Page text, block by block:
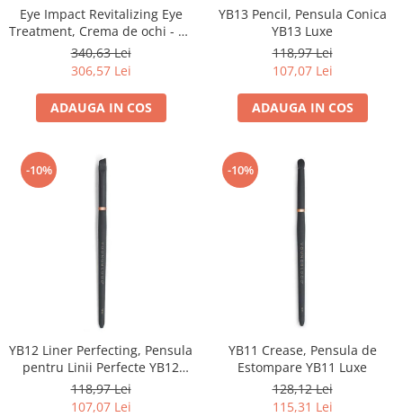
Eye Impact Revitalizing Eye
Treatment, Crema de ochi - 13
ml
340,63 Lei
306,57 Lei
ADAUGA IN COS
YB13 Pencil, Pensula Conica
YB13 Luxe
118,97 Lei
107,07 Lei
ADAUGA IN COS
-10%
YB12 Liner Perfecting, Pensula
pentru Linii Perfecte YB12
Luxe
118,97 Lei
107,07 Lei
-10%
YB11 Crease, Pensula de
Estompare YB11 Luxe
128,12 Lei
115,31 Lei